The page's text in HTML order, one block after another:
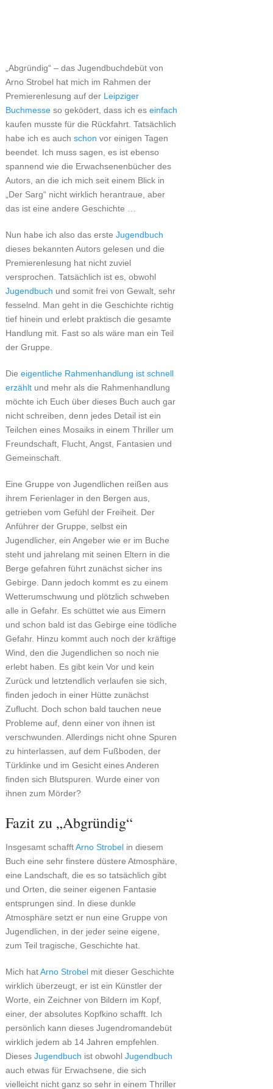
„Abgründig“ – das Jugendbuchdebüt von
Arno Strobel hat mich im Rahmen der
Premierenlesung auf der Leipziger
Buchmesseso geködert, dass ich es einfach
kaufen musste für die Rückfahrt. Tatsächlich
habe ich es auch schon vor einigen Tagen
beendet. Ich muss sagen, es ist ebenso
spannend wie die Erwachsenenbücher des
Autors, an die ich mich seit einem Blick in
„Der Sarg“ nicht wirklich herantraue, aber
das ist eine andere Geschichte …
Nun habe ich also das erste Jugendbuch
dieses bekannten Autors gelesen und die
Premierenlesung hat nicht zuviel
versprochen. Tatsächlich ist es, obwohl
Jugendbuch und somit frei von Gewalt, sehr
fesselnd. Man geht in die Geschichte richtig
tief hinein und erlebt praktisch die gesamte
Handlung mit. Fast so als wäre man ein Teil
der Gruppe.
Die eigentliche Rahmenhandlung ist schnell
erzähltund mehr als die Rahmenhandlung
möchte ich Euch über dieses Buch auch gar
nicht schreiben, denn jedes Detail ist ein
Teilchen eines Mosaiks in einem Thriller um
Freundschaft, Flucht, Angst, Fantasien und
Gemeinschaft.
Eine Gruppe von Jugendlichen reißen aus
ihrem Ferienlager in den Bergen aus,
getrieben vom Gefühl der Freiheit. Der
Anführer der Gruppe, selbst ein
Jugendlicher, ein Angeber wie er im Buche
steht und jahrelang mit seinen Eltern in die
Berge gefahren führt zunächst sicher ins
Gebirge. Dann jedoch kommt es zu einem
Wetterumschwung und plötzlich schweben
alle in Gefahr. Es schüttet wie aus Eimern
und schon bald ist das Gebirge eine tödliche
Gefahr. Hinzu kommt auch noch der kräftige
Wind, den die Jugendlichen so noch nie
erlebt haben. Es gibt kein Vor und kein
Zurück und letztendlich verlaufen sie sich,
finden jedoch in einer Hütte zunächst
Zuflucht. Doch schon bald tauchen neue
Probleme auf, denn einer von ihnen ist
verschwunden. Allerdings nicht ohne Spuren
zu hinterlassen, auf dem Fußboden, der
Türklinke und im Gesicht eines Anderen
finden sich Blutspuren. Wurde einer von
ihnen zum Mörder?
Fazit zu „Abgründig“
Insgesamt schafftArno Strobelin diesem
Buch eine sehr finstere düstere Atmosphäre,
eine Landschaft, die es so tatsächlich gibt
und Orten, die seiner eigenen Fantasie
entsprungen sind. In diese dunkle
Atmosphäre setzt er nun eine Gruppe von
Jugendlichen, in der jeder seine eigene,
zum Teil tragische, Geschichte hat.
Mich hatArno Strobelmit dieser Geschichte
wirklich überzeugt, er ist ein Künstler der
Worte, ein Zeichner von Bildern im Kopf,
einer, der absolutes Kopfkino schafft. Ich
persönlich kann dieses Jugendromandebüt
wirklich jedem ab 14 Jahren empfehlen.
Dieses Jugendbuch ist obwohl Jugendbuch
auch etwas für Erwachsene, die sich
vielleicht nicht ganz so sehr in einem Thriller